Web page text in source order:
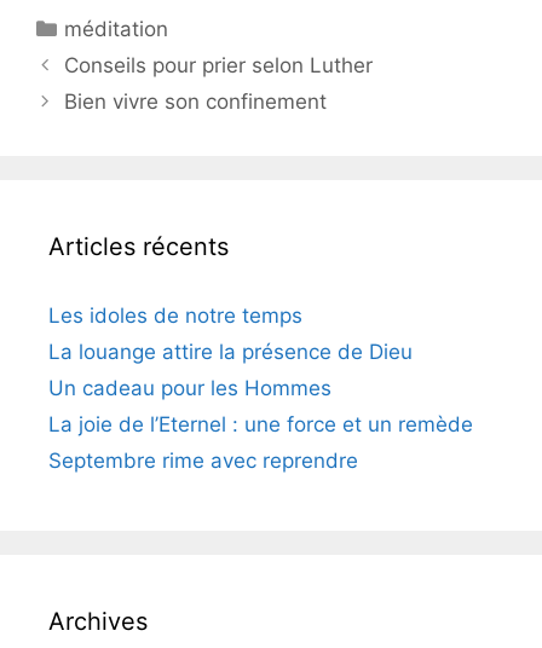
méditation
Conseils pour prier selon Luther
Bien vivre son confinement
Articles récents
Les idoles de notre temps
La louange attire la présence de Dieu
Un cadeau pour les Hommes
La joie de l’Eternel : une force et un remède
Septembre rime avec reprendre
Archives